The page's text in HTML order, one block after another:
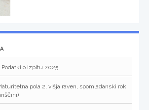
Podatki o izpitu 2025
pola 2, višja raven, spomladanski rok